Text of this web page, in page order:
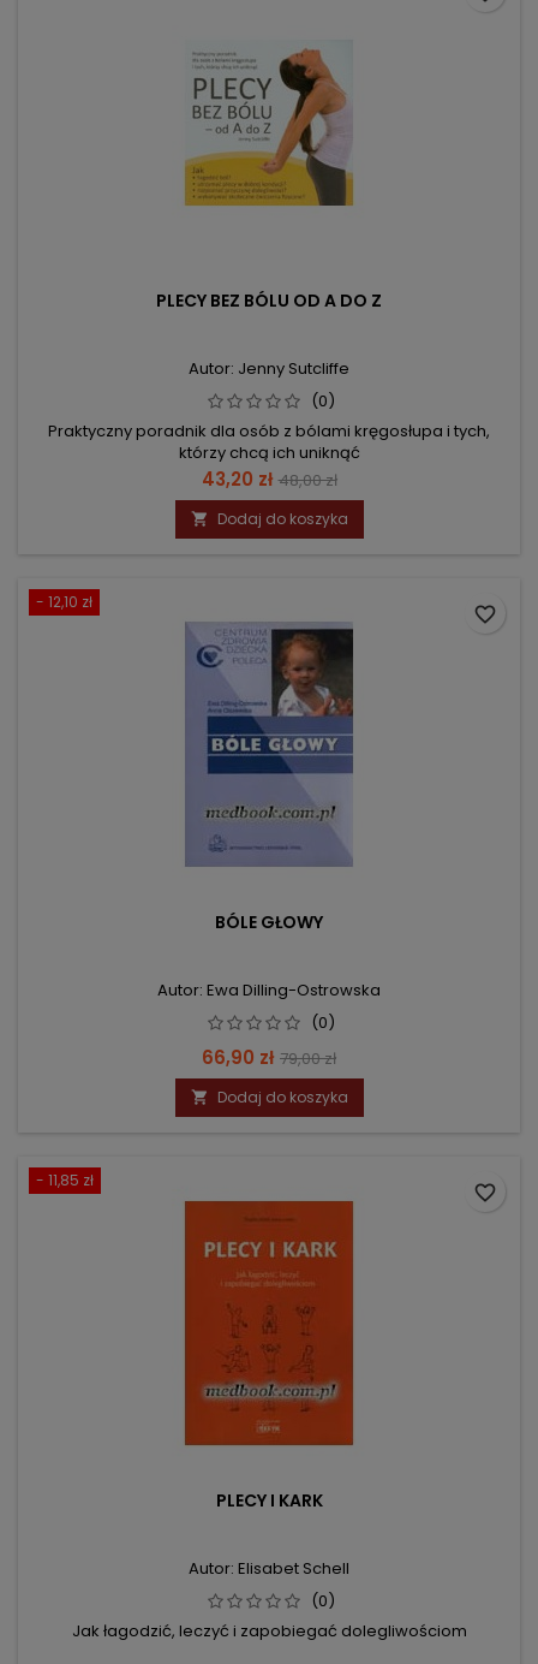
PLECY BEZ BÓLU OD A DO Z
Autor: Jenny Sutcliffe
(0)
Praktyczny poradnik dla osób z bólami kręgosłupa i tych,
którzy chcą ich uniknąć
Cena
43,20 zł Cena
podstawowa
48,00 zł
 Dodaj do koszyka
- 12,10 zł
BÓLE GŁOWY
Autor: Ewa Dilling-Ostrowska
(0)
Cena
66,90 zł Cena
podstawowa
79,00 zł
 Dodaj do koszyka
favorite_border
- 11,85 zł
PLECY I KARK
Autor: Elisabet Schell
(0)
Jak łagodzić, leczyć i zapobiegać dolegliwościom
favorite_border